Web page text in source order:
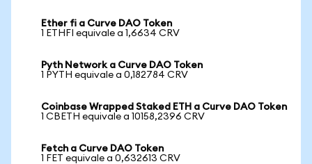
Ether fi a Curve DAO Token
1 ETHFI equivale a 1,6634 CRV
Pyth Network a Curve DAO Token
1 PYTH equivale a 0,182784 CRV
Coinbase Wrapped Staked ETH a Curve DAO Token
1 CBETH equivale a 10158,2396 CRV
Fetch a Curve DAO Token
1 FET equivale a 0,632613 CRV